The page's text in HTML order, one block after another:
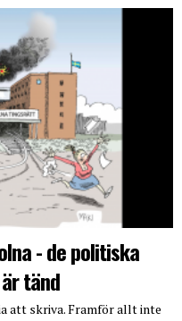
- de politiska
tänd
att skriva. Framför allt inte